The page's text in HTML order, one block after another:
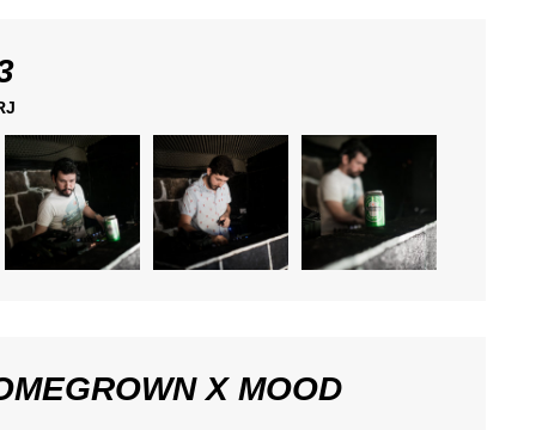
X MOOD